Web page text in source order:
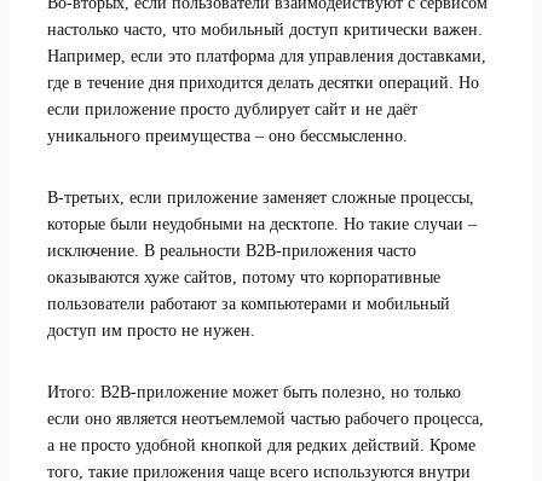
настолько часто, что мобильный доступ критически важен.
Например, если это платформа для управления доставками,
где в течение дня приходится делать десятки операций. Но
если приложение просто дублирует сайт и не даёт
уникального преимущества – оно бессмысленно.
В-третьих, если приложение заменяет сложные процессы,
которые были неудобными на десктопе. Но такие случаи –
исключение. В реальности B2B-приложения часто
оказываются хуже сайтов, потому что корпоративные
пользователи работают за компьютерами и мобильный
доступ им просто не нужен.
Итого: B2B-приложение может быть полезно, но только
если оно является неотъемлемой частью рабочего процесса,
а не просто удобной кнопкой для редких действий. Кроме
того, такие приложения чаще всего используются внутри